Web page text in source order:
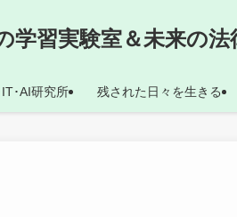
学習実験室＆未来の法
IT･AI研究所 残された日々を生きる